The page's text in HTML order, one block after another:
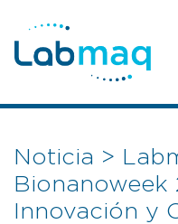
Noticia >
Bionanoweek
Innovación y